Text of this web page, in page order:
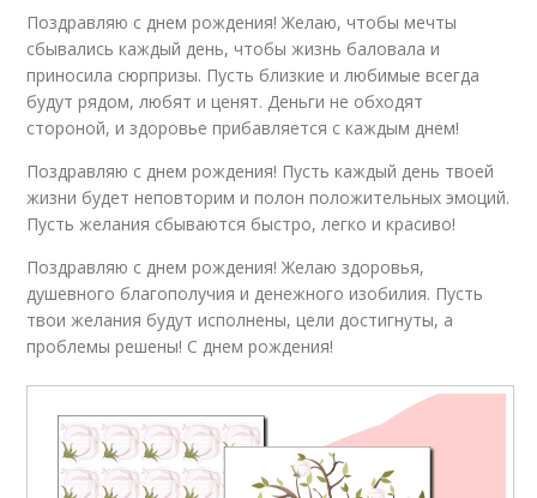
Поздравляю с днем рождения! Желаю, чтобы мечты
сбывались каждый день, чтобы жизнь баловала и
приносила сюрпризы. Пусть близкие и любимые всегда
будут рядом, любят и ценят. Деньги не обходят
стороной, и здоровье прибавляется с каждым днем!
Поздравляю с днем рождения! Пусть каждый день твоей
жизни будет неповторим и полон положительных эмоций.
Пусть желания сбываются быстро, легко и красиво!
Поздравляю с днем рождения! Желаю здоровья,
душевного благополучия и денежного изобилия. Пусть
твои желания будут исполнены, цели достигнуты, а
проблемы решены! С днем рождения!